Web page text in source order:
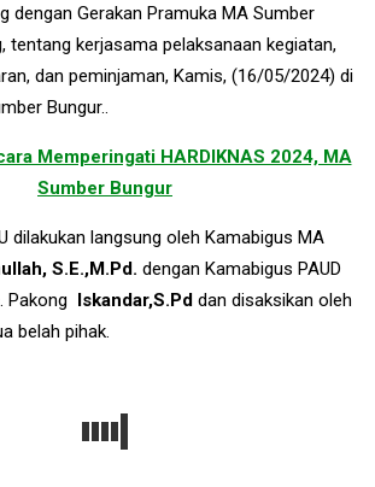
dengan Gerakan Pramuka MA Sumber
tentang kerjasama pelaksanaan kegiatan,
dan peminjaman, Kamis, (16/05/2024) di
Bungur..
Memperingati HARDIKNAS 2024, MA
Sumber Bungur
dilakukan langsung oleh Kamabigus MA
S.E.,M.Pd. dengan Kamabigus PAUD
Pakong Iskandar,S.Pd dan disaksikan oleh
belah pihak.